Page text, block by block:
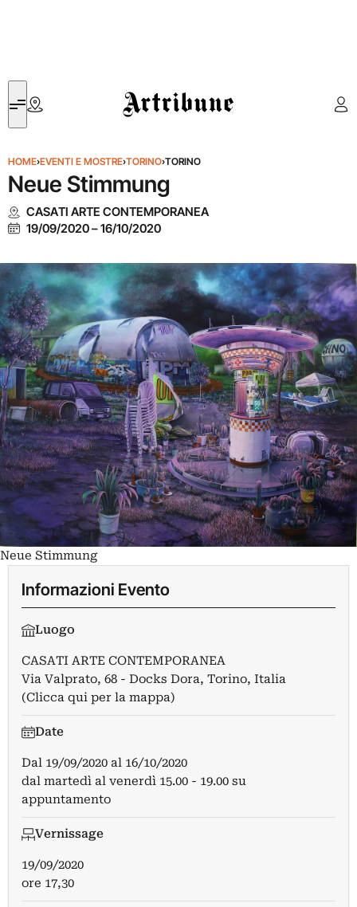
Artribune
HOME›EVENTI E MOSTRE›TORINO›TORINO
Neue Stimmung
CASATI ARTE CONTEMPORANEA
19/09/2020–16/10/2020
Neue Stimmung
Informazioni Evento
Luogo
CASATI ARTE CONTEMPORANEA
Via Valprato, 68 - Docks Dora, Torino, Italia
(Clicca qui per la mappa)
Date
Dal 19/09/2020 al 16/10/2020
dal martedì al venerdì 15.00 - 19.00 su
appuntamento
Vernissage
19/09/2020
ore 17,30